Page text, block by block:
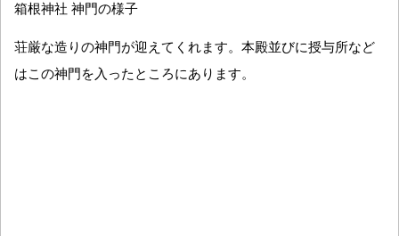
箱根神社 神門の様子
荘厳な造りの神門が迎えてくれます。本殿並びに授与所など
はこの神門を入ったところにあります。